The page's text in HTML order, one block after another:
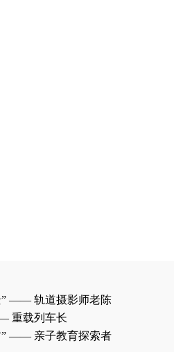
” —— 轨道摄影师老陈
重载列车长
” —— 亲子教育探索者